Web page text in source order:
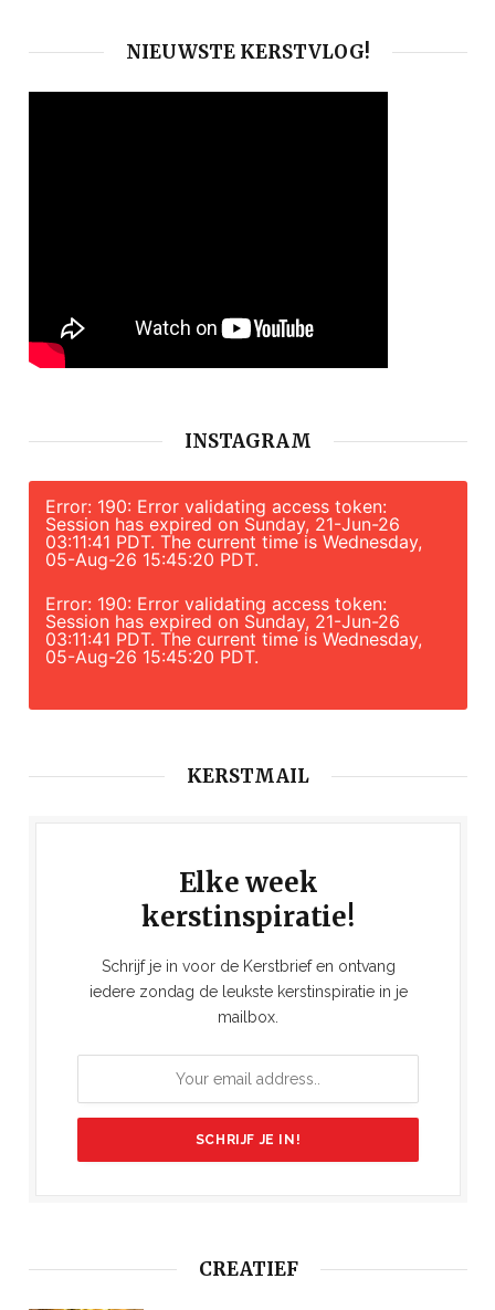
NIEUWSTE KERSTVLOG!
INSTAGRAM
Error: 190: Error validating access token:
Session has expired on Sunday, 21-Jun-26
03:11:41 PDT. The current time is Wednesday,
05-Aug-26 15:45:20 PDT.
Error: 190: Error validating access token:
Session has expired on Sunday, 21-Jun-26
03:11:41 PDT. The current time is Wednesday,
05-Aug-26 15:45:20 PDT.
KERSTMAIL
Elke week
kerstinspiratie!
Schrijf je in voor de Kerstbrief en ontvang
iedere zondag de leukste kerstinspiratie in je
mailbox.
CREATIEF